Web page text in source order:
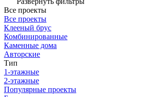
Все проекты
Все проекты
Клееный брус
Комбинированные
Каменные дома
Авторские
Тип
1-этажные
2-этажные
Популярные проекты